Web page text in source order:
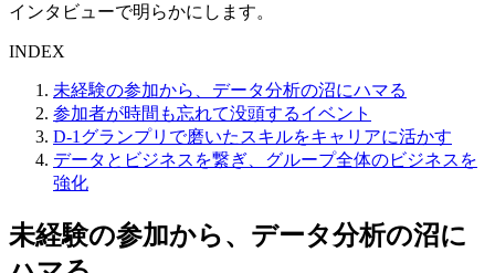
インタビューで明らかにします。
INDEX
未経験の参加から、データ分析の沼にハマる
参加者が時間も忘れて没頭するイベント
D-1グランプリで磨いたスキルをキャリアに活かす
データとビジネスを繋ぎ、グループ全体のビジネスを
強化
未経験の参加から、データ分析の沼に